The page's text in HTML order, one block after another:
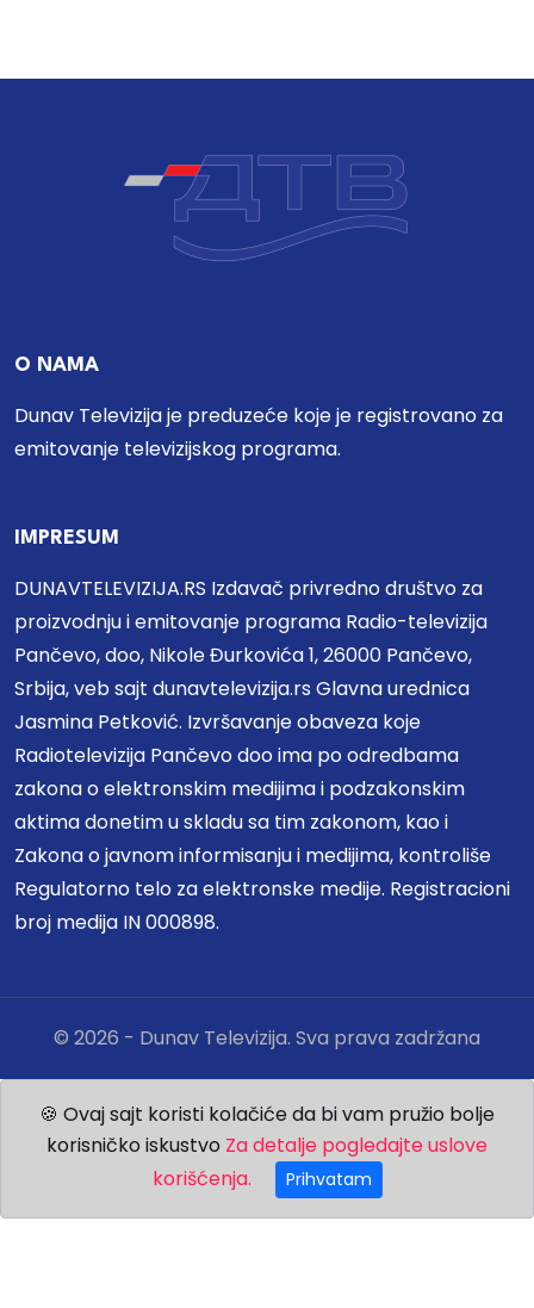
O NAMA
Dunav Televizija je preduzeće koje je registrovano za
emitovanje televizijskog programa.
IMPRESUM
DUNAVTELEVIZIJA.RS Izdavač privredno društvo za
proizvodnju i emitovanje programa Radio-televizija
Pančevo, doo, Nikole Đurkovića 1, 26000 Pančevo,
Srbija, veb sajt dunavtelevizija.rs Glavna urednica
Jasmina Petković. Izvršavanje obaveza koje
Radiotelevizija Pančevo doo ima po odredbama
zakona o elektronskim medijima i podzakonskim
aktima donetim u skladu sa tim zakonom, kao i
Zakona o javnom informisanju i medijima, kontroliše
Regulatorno telo za elektronske medije. Registracioni
broj medija IN 000898.
© 2026 - Dunav Televizija. Sva prava zadržana
🍪 Ovaj sajt koristi kolačiće da bi vam pružio bolje
korisničko iskustvo Za detalje pogledajte uslove
korišćenja.
Prihvatam